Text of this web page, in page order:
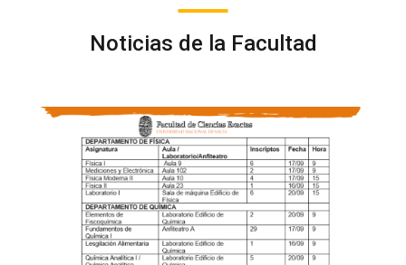
Noticias de la Facultad